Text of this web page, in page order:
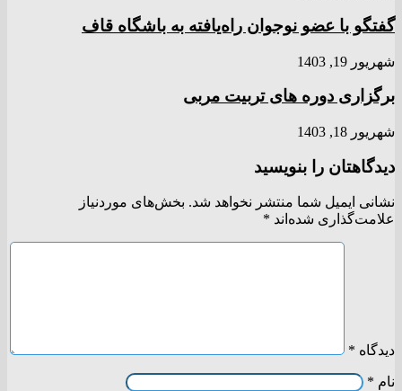
گفتگو با عضو نوجوان راه‌یافته به باشگاه قاف
شهریور 19, 1403
برگزاری دوره های تربیت مربی
شهریور 18, 1403
دیدگاهتان را بنویسید
نشانی ایمیل شما منتشر نخواهد شد. بخش‌های موردنیاز
علامت‌گذاری شده‌اند *
دیدگاه *
نام *